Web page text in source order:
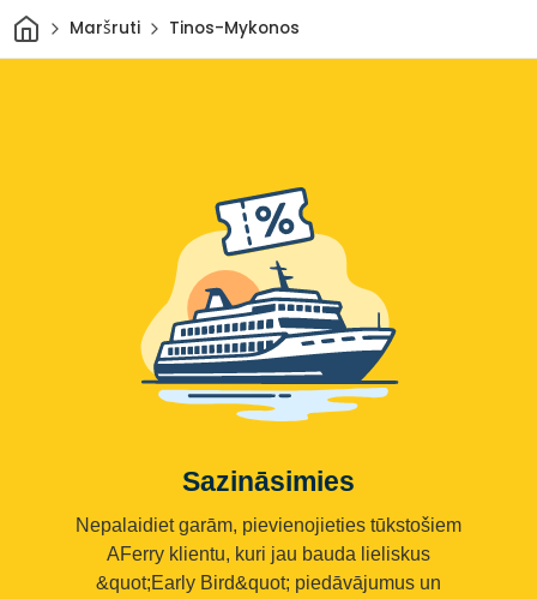
Sākums
Maršruti Tinos-Mykonos
Sazināsimies
Nepalaidiet garām, pievienojieties tūkstošiem
AFerry klientu, kuri jau bauda lieliskus
&quot;Early Bird&quot; piedāvājumus un